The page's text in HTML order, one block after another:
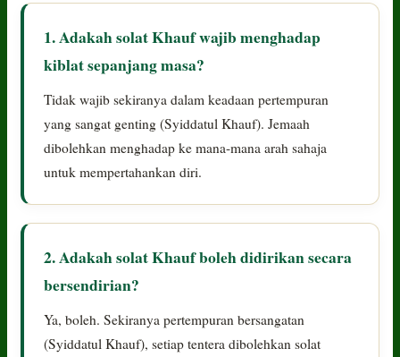
1. Adakah solat Khauf wajib menghadap
kiblat sepanjang masa?
Tidak wajib sekiranya dalam keadaan pertempuran
yang sangat genting (Syiddatul Khauf). Jemaah
dibolehkan menghadap ke mana-mana arah sahaja
untuk mempertahankan diri.
2. Adakah solat Khauf boleh didirikan secara
bersendirian?
Ya, boleh. Sekiranya pertempuran bersangatan
(Syiddatul Khauf), setiap tentera dibolehkan solat